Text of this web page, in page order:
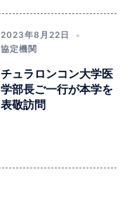
2023年8月22日
協定機関
チュラロンコン大学医
学部長ご一行が本学を
表敬訪問